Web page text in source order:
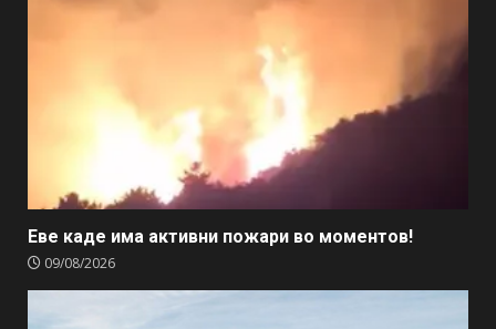
Еве каде има активни пожари во моментов!
09/08/2026